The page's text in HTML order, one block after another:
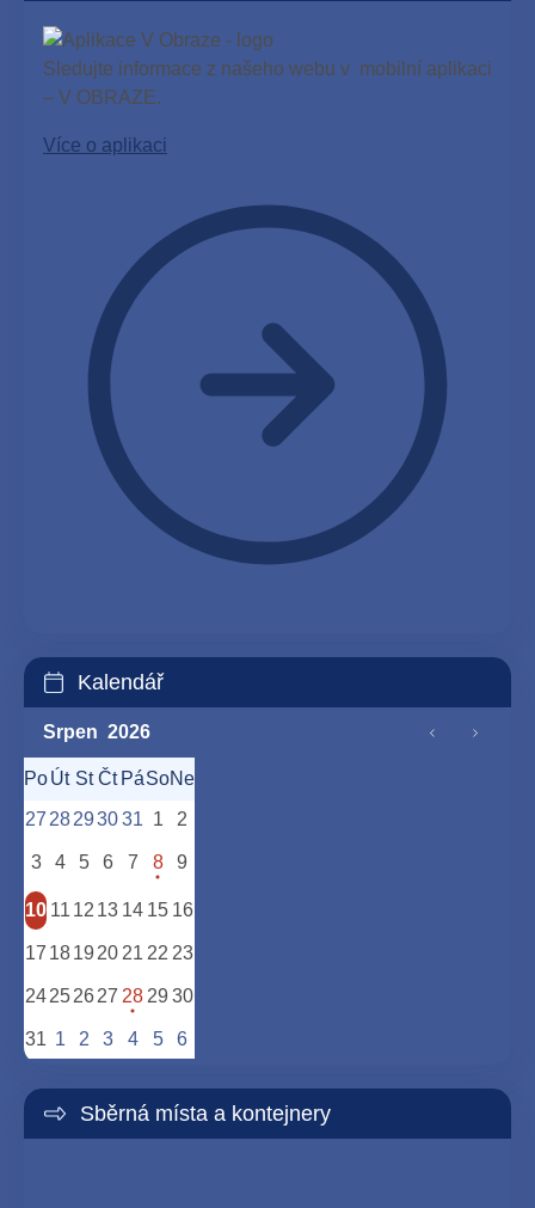
Sledujte informace z našeho webu v mobilní aplikaci
– V OBRAZE.
Více o aplikaci
Kalendář
Srpen 2026
PoÚt St Čt PáSoNe
27 28293031 1 2
3 4 5 6 7 8 9
10 11 12 13 14 15 16
17 1819 20 21 22 23
24252627 28 29 30
31 1 2 3 4 5 6
Sběrná místa a kontejnery